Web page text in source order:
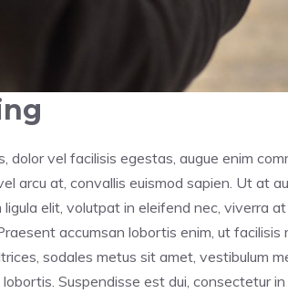
dolor vel facilisis egestas, augue enim
arcu at, convallis euismod sapien. Ut at
ligula elit, volutpat in eleifend nec, viverra
accumsan lobortis enim, ut
sodales metus sit amet, vestibulum
Suspendisse est dui, consectetur